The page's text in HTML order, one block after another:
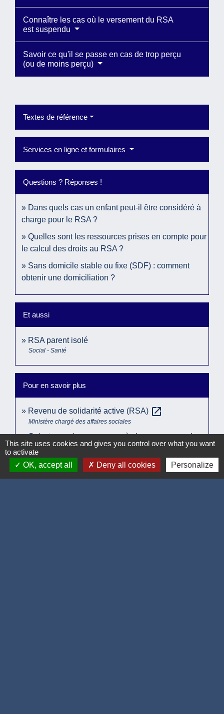
Connaître les cas où le versement du RSA
est suspendu
Savoir ce qu'il se passe en cas de trop perçu
(ou de moins perçu)
Textes de référence
Services en ligne et formulaires
Questions ? Réponses !
Dans quels cas un enfant peut-il être considéré à
charge pour le RSA ?
Quelles sont les ressources prises en compte pour
le calcul des droits au RSA ?
Sans domicile stable ou fixe (SDF) : comment
obtenir une domiciliation ?
Et aussi
RSA parent isolé
Social - Santé
Pour en savoir plus
Revenu de solidarité active (RSA) open_in_new
Ministère chargé des affaires sociales
Qu'est-ce qu'une personne à charge au sens du
RSA ?open_in_new
Ministère chargé de la santé
This site uses cookies and gives you control over what you want
to activate
OK, accept all
Deny all cookies Personalize